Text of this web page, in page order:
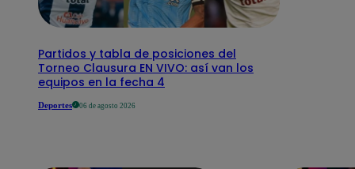
Partidos y tabla de posiciones del
Torneo Clausura EN VIVO: así van los
equipos en la fecha 4
Deportes 06 de agosto 2026